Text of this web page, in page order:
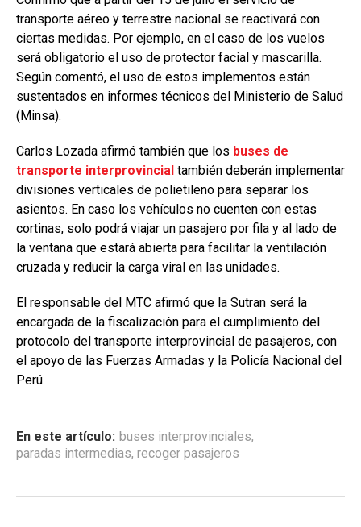
transporte aéreo y terrestre nacional se reactivará con
ciertas medidas. Por ejemplo, en el caso de los vuelos
será obligatorio el uso de protector facial y mascarilla.
Según comentó, el uso de estos implementos están
sustentados en informes técnicos del Ministerio de Salud
(Minsa).
Carlos Lozada afirmó también que los buses de
transporte interprovincial también deberán implementar
divisiones verticales de polietileno para separar los
asientos. En caso los vehículos no cuenten con estas
cortinas, solo podrá viajar un pasajero por fila y al lado de
la ventana que estará abierta para facilitar la ventilación
cruzada y reducir la carga viral en las unidades.
El responsable del MTC afirmó que la Sutran será la
encargada de la fiscalización para el cumplimiento del
protocolo del transporte interprovincial de pasajeros, con
el apoyo de las Fuerzas Armadas y la Policía Nacional del
Perú.
En este artículo: buses interprovinciales,
paradas intermedias, recoger pasajeros